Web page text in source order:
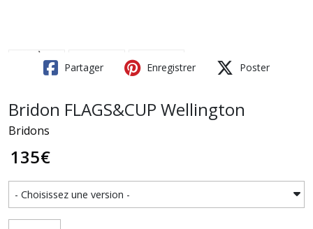
Partager Enregistrer Poster
Bridon FLAGS&CUP Wellington
Bridons
135€